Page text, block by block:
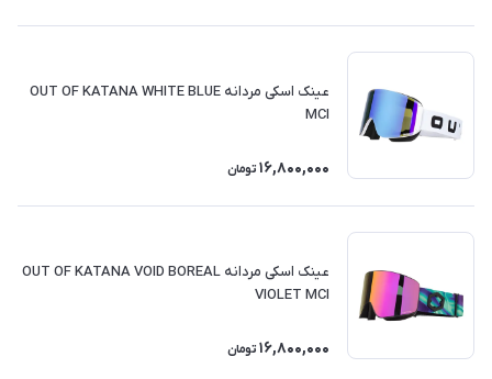
عینک اسکی مردانه OUT OF KATANA WHITE BLUE
MCI
16,800,000 تومان
عینک اسکی مردانه OUT OF KATANA VOID BOREAL
VIOLET MCI
16,800,000 تومان